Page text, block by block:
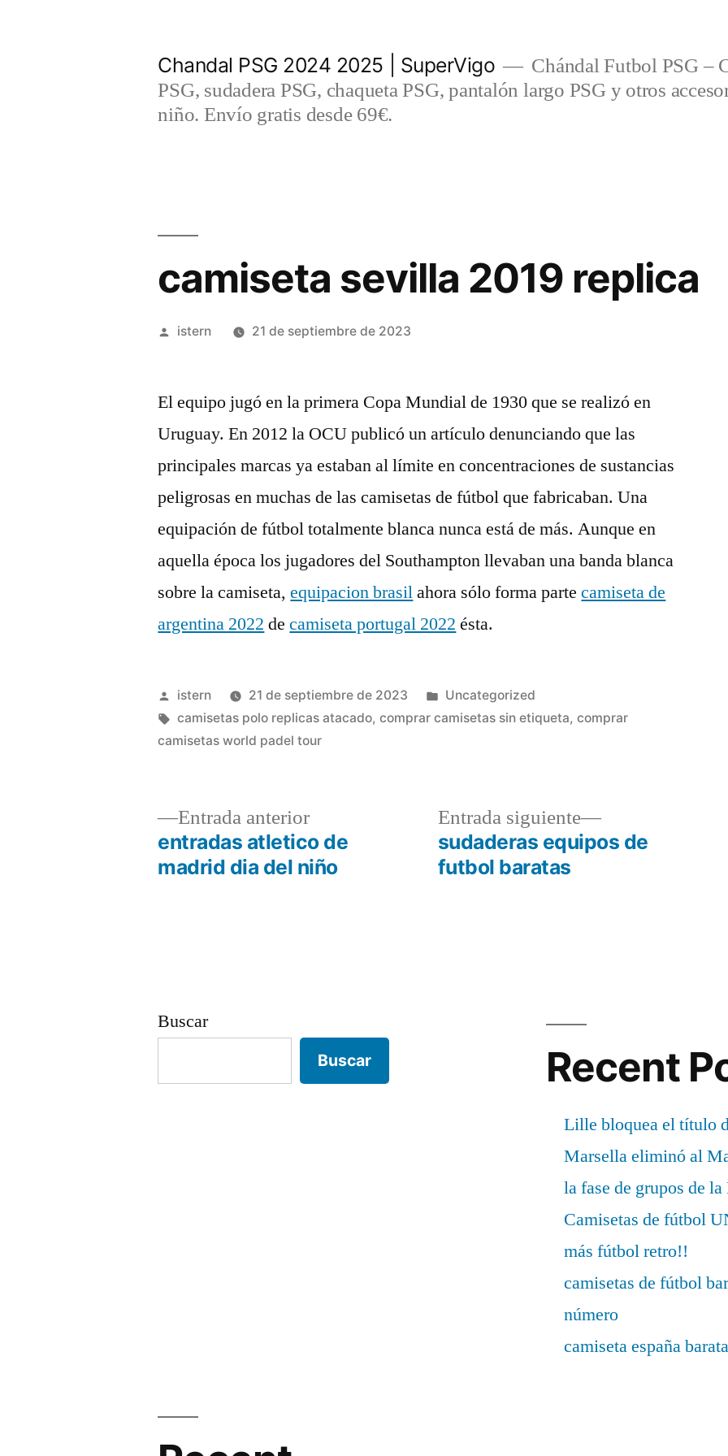
Chandal PSG 2024 2025 | SuperVigo
Chándal Futbol PSG –
PSG, sudadera PSG, chaqueta PSG, pantalón largo PSG y otros
niño. Envío gratis desde 69€.
camiseta sevilla 2019 replica
Publicado
istern 21 de septiembre de 2023
El equipo jugó en la primera Copa Mundial de 1930 que se realizó en
Uruguay. En 2012 la OCU publicó un artículo denunciando que las
principales marcas ya estaban al límite en concentraciones de sustancias
peligrosas en muchas de las camisetas de fútbol que fabricaban. Una
equipación de fútbol totalmente blanca nunca está de más. Aunque en
aquella época los jugadores del Southampton llevaban una banda blanca
sobre la camiseta,equipacion brasilahora sólo forma partecamiseta de
argentina 2022 decamiseta portugal 2022 ésta.
Publicado
por
istern 21 de septiembre de 2023
Publicado
en
Uncategorized
Etiquetas:
camisetas polo replicas atacado,comprar camisetas sin etiqueta,comprar
camisetas world padel tour
Navegación
Entrada anteriorEntrada
anterior:
entradas atletico de
madrid dia del niño
Entrada siguiente
Entrada
siguiente:
sudaderas equipos de
futbol baratas
Buscar
Buscar Recent
Lille bloquea el título
Marsella eliminó al
la fase de grupos de
Camisetas de fútbol
más fútbol retro!!
camisetas de fútbol
número
camiseta españa barata